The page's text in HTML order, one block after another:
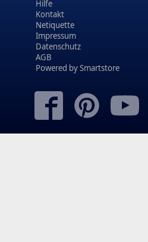
Hilfe
Kontakt
Netiquette
Impressum
Datenschutz
AGB
Powered bySmartstore